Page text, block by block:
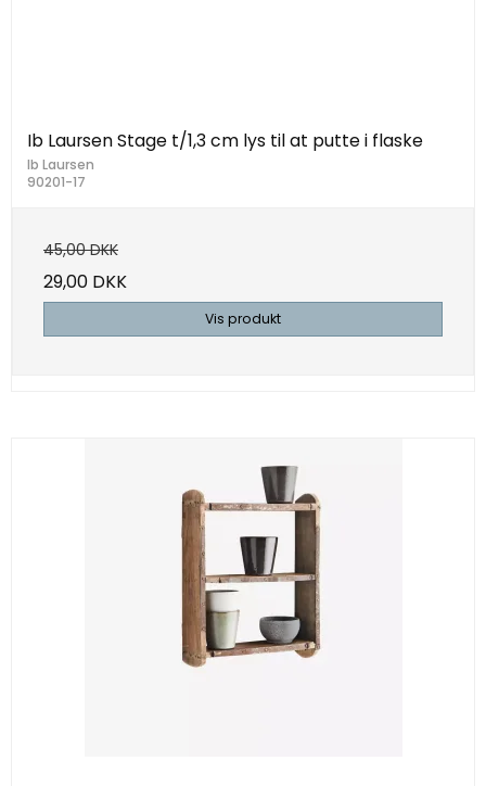
Ib Laursen Stage t/1,3 cm lys til at putte i flaske
Ib Laursen
90201-17
45,00 DKK
29,00 DKK
Vis produkt